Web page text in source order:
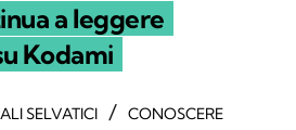
a leggere
Kodami
SELVATICI / CONOSCERE